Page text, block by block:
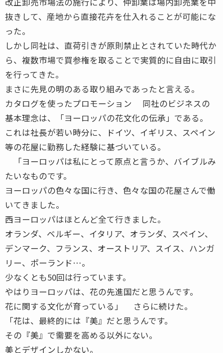
抜きして、産地から直接花卉を仕入れることが可能にな
った。
しかし同社は、直荷引きが原則禁止とされていた時代か
ら、複数市場で買参権を取ることで実質的に自由に取引
を行ってきた。
まさに先見の明のある取り組みであったと言える。
カタログを使ったプロモーション 同社のビジネスの
基本理念は、「ヨーロッパの花文化の伝承」である。
これは社長が若い時分に、ドイツ、イギリス、スペイン
等の花屋に勤務した経験に基づいている。
「ヨーロッパは私にとって原点と言うか、バイブルみ
たいなものです。
ヨーロッパの色々な国に行き、色々な国の花屋さんで働
いてきました。
西ヨーロッパはほとんど全て行きました。
オランダ、ベルギー、イタリア、オランダ、スペイン、
デンマーク、フランス、オーストリア、スイス、ハンガ
リー、ポーランド…。
少なくとも50回は行っています。
やはりヨーロッパは、花の先進国だと思うんです。
花に関する文化が育っている」 さらに続けた。
「花は、最終的には『美』だと思うんです。
その『美』で需要を高める以外にない。
美とデザインしかない。